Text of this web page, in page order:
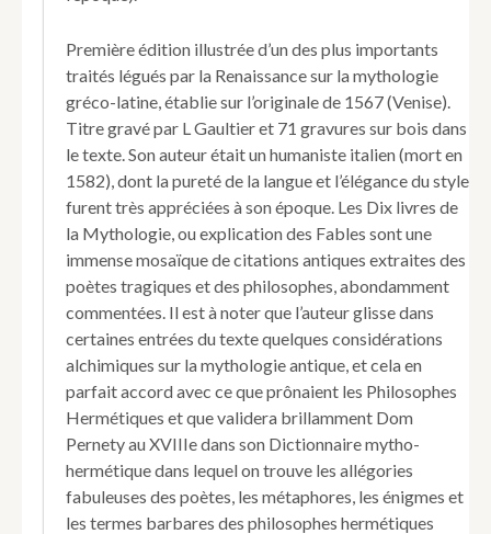
de
leurs
Sacrifices
;
Gestes,
adventures,
amours,
Et
presq
tous
les
preceptes
de
la
Philosophie
&
moralle.
Extraite
du
Latin
Première édition illustrée d’un des plus importants
traités légués par la Renaissance sur la mythologie
gréco-latine, établie sur l’originale de 1567 (Venise).
Titre gravé par L Gaultier et 71 gravures sur bois dans
le texte. Son auteur était un humaniste italien (mort en
1582), dont la pureté de la langue et l’élégance du style
furent très appréciées à son époque. Les Dix livres de
la Mythologie, ou explication des Fables sont une
immense mosaïque de citations antiques extraites des
poètes tragiques et des philosophes, abondamment
commentées. Il est à noter que l’auteur glisse dans
certaines entrées du texte quelques considérations
alchimiques sur la mythologie antique, et cela en
parfait accord avec ce que prônaient les Philosophes
Hermétiques et que validera brillamment Dom
Pernety au XVIIIe dans son Dictionnaire mytho-
hermétique dans lequel on trouve les allégories
fabuleuses des poètes, les métaphores, les énigmes et
les termes barbares des philosophes hermétiques